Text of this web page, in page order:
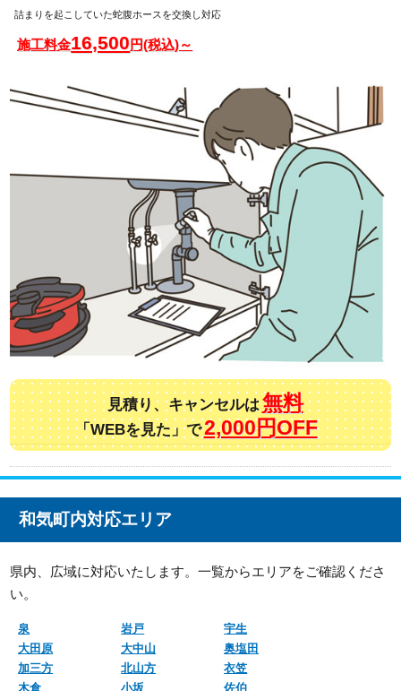
詰まりを起こしていた蛇腹ホースを交換し対応
施工料金16,500円(税込)～
見積り、キャンセルは 無料
「WEBを見た」で2,000円OFF
和気町内対応エリア
県内、広域に対応いたします。一覧からエリアをご確認くださ
い。
泉 岩戸
宇生
大田原
大中山
奥塩田
加三方
北山方
衣笠
木倉
小坂
佐伯